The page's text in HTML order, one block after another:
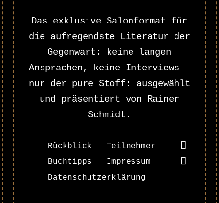
Das exklusive Salonformat für
die aufregendste Literatur der
Gegenwart: keine langen
Ansprachen, keine Interviews –
nur der pure Stoff: ausgewählt
und präsentiert von Rainer
Schmidt.
Rückblick
Teilnehmer
Buchtipps
Impressum
Datenschutzerklärung